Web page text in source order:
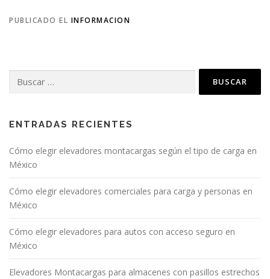
PUBLICADO EL INFORMACION
ENTRADAS RECIENTES
Cómo elegir elevadores montacargas según el tipo de carga en
México
Cómo elegir elevadores comerciales para carga y personas en
México
Cómo elegir elevadores para autos con acceso seguro en
México
Elevadores Montacargas para almacenes con pasillos estrechos